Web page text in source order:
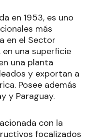
en 1953, es uno
más
en el Sector
una superficie
una planta
y exportan a
Posee además
y Paraguay.
con la
focalizados